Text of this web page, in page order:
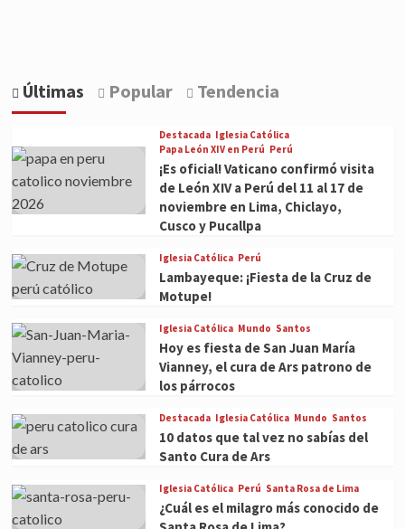
Últimas Popular Tendencia
Destacada Iglesia Católica
Papa León XIV en Perú Perú
¡Es oficial! Vaticano confirmó visita
de León XIV a Perú del 11 al 17 de
noviembre en Lima, Chiclayo,
Cusco y Pucallpa
Iglesia Católica Perú
Lambayeque: ¡Fiesta de la Cruz de
Motupe!
Iglesia Católica Mundo Santos
Hoy es fiesta de San Juan María
Vianney, el cura de Ars patrono de
los párrocos
Destacada Iglesia Católica Mundo Santos
10 datos que tal vez no sabías del
Santo Cura de Ars
Iglesia Católica Perú Santa Rosa de Lima
¿Cuál es el milagro más conocido de